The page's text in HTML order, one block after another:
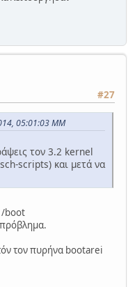
#27
05:01:03 ΜΜ
τον 3.2 kernel
scripts) και μετά να
/boot
τον πυρήνα bootarei